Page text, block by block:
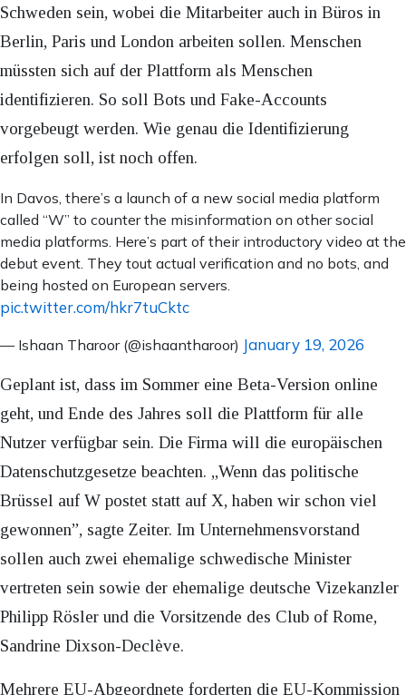
Schweden sein, wobei die Mitarbeiter auch in Büros in
Berlin, Paris und London arbeiten sollen. Menschen
müssten sich auf der Plattform als Menschen
identifizieren. So soll Bots und Fake-Accounts
vorgebeugt werden. Wie genau die Identifizierung
erfolgen soll, ist noch offen.
In Davos, there’s a launch of a new social media platform
called “W” to counter the misinformation on other social
media platforms. Here’s part of their introductory video at the
debut event. They tout actual verification and no bots, and
being hosted on European servers.
pic.twitter.com/hkr7tuCktc
— Ishaan Tharoor (@ishaantharoor) January 19, 2026
Geplant ist, dass im Sommer eine Beta-Version online
geht, und Ende des Jahres soll die Plattform für alle
Nutzer verfügbar sein. Die Firma will die europäischen
Datenschutzgesetze beachten. „Wenn das politische
Brüssel auf W postet statt auf X, haben wir schon viel
gewonnen”, sagte Zeiter. Im Unternehmensvorstand
sollen auch zwei ehemalige schwedische Minister
vertreten sein sowie der ehemalige deutsche Vizekanzler
Philipp Rösler und die Vorsitzende des Club of Rome,
Sandrine Dixson-Declève.
Mehrere EU-Abgeordnete forderten die EU-Kommission